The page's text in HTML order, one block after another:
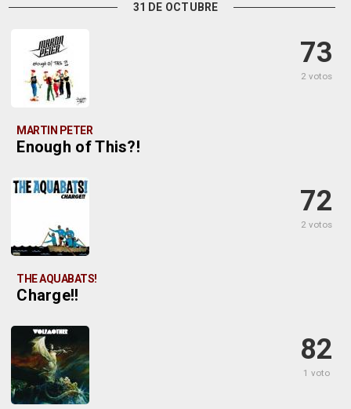
31 DE OCTUBRE
73
2 votos
MARTIN PETER
Enough of This?!
72
2 votos
THE AQUABATS!
Charge!!
82
1 voto